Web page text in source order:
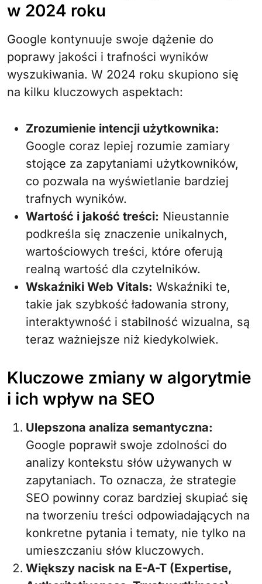
w 2024 roku
Google kontynuuje swoje dążenie do
poprawy jakości i trafności wyników
wyszukiwania. W 2024 roku skupiono się
na kilku kluczowych aspektach:
Zrozumienie intencji użytkownika:
Google coraz lepiej rozumie zamiary
stojące za zapytaniami użytkowników,
co pozwala na wyświetlanie bardziej
trafnych wyników.
Wartość i jakość treści: Nieustannie
podkreśla się znaczenie unikalnych,
wartościowych treści, które oferują
realną wartość dla czytelników.
Wskaźniki Web Vitals: Wskaźniki te,
takie jak szybkość ładowania strony,
interaktywność i stabilność wizualna, są
teraz ważniejsze niż kiedykolwiek.
Kluczowe zmiany w algorytmie
i ich wpływ na SEO
Ulepszona analiza semantyczna:
Google poprawił swoje zdolności do
analizy kontekstu słów używanych w
zapytaniach. To oznacza, że strategie
SEO powinny coraz bardziej skupiać się
na tworzeniu treści odpowiadających na
konkretne pytania i tematy, nie tylko na
umieszczaniu słów kluczowych.
Większy nacisk na E-A-T (Expertise,